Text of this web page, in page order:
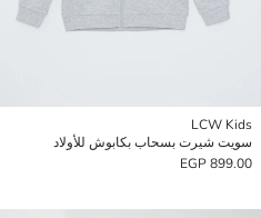
LCW Kids
سويت شيرت بسحاب بكابوش للأولاد
899.00 EGP